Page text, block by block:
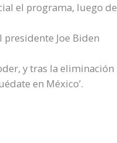
el programa, luego de
Joe Biden
y tras la eliminación
en México’.